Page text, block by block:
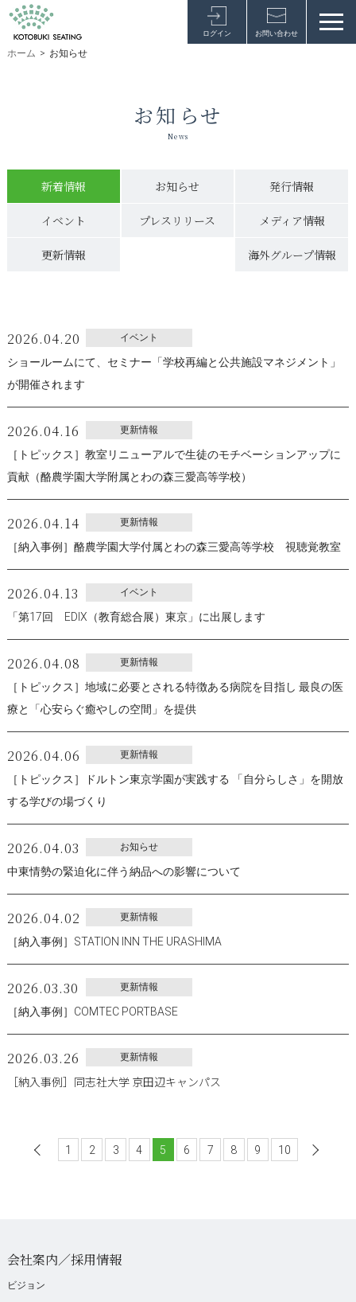
ログイン お問い合わせ
ホーム > お知らせ
お知らせ
News
新着情報 お知らせ 発行情報
イベント プレスリリース メディア情報
更新情報 海外グループ情報
2026.04.20 イベント
ショールームにて、セミナー「学校再編と公共施設マネジメント」
が開催されます
2026.04.16 更新情報
［トピックス］教室リニューアルで生徒のモチベーションアップに
貢献（酪農学園大学附属とわの森三愛高等学校）
2026.04.14 更新情報
［納入事例］酪農学園大学付属とわの森三愛高等学校 視聴覚教室
2026.04.13 イベント
「第17回 EDIX（教育総合展）東京」に出展します
2026.04.08 更新情報
［トピックス］地域に必要とされる特徴ある病院を目指し 最良の医
療と「心安らぐ癒やしの空間」を提供
2026.04.06 更新情報
［トピックス］ドルトン東京学園が実践する 「自分らしさ」を開放
する学びの場づくり
2026.04.03 お知らせ
中東情勢の緊迫化に伴う納品への影響について
2026.04.02 更新情報
［納入事例］STATION INN THE URASHIMA
2026.03.30 更新情報
［納入事例］COMTEC PORTBASE
2026.03.26 更新情報
［納入事例］ 同志社大学 京田辺キャンパス
前へ
1 2 3 4 5 6 7 8 9 10
会社案内／採用情報
ビジョン